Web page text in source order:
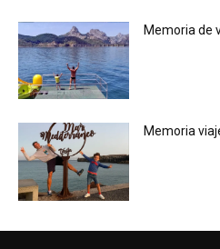
Memoria de
Memoria